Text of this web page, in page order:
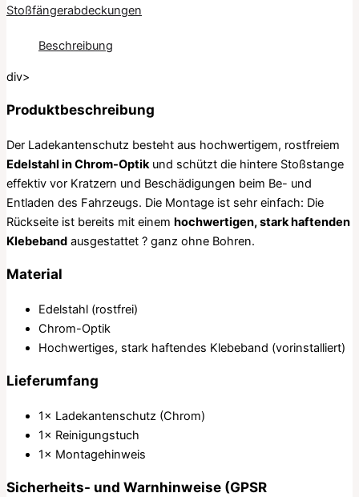
Stoßfängerabdeckungen
Beschreibung
div>
Produktbeschreibung
Der Ladekantenschutz besteht aus hochwertigem, rostfreiem
Edelstahl in Chrom-Optikund schützt die hintere Stoßstange
effektiv vor Kratzern und Beschädigungen beim Be- und
Entladen des Fahrzeugs. Die Montage ist sehr einfach: Die
Rückseite ist bereits mit einem hochwertigen, stark haftenden
Klebeband ausgestattet ? ganz ohne Bohren.
Material
Edelstahl (rostfrei)
Chrom-Optik
Hochwertiges, stark haftendes Klebeband (vorinstalliert)
Lieferumfang
1× Ladekantenschutz (Chrom)
1× Reinigungstuch
1× Montagehinweis
Sicherheits- und Warnhinweise (GPSR